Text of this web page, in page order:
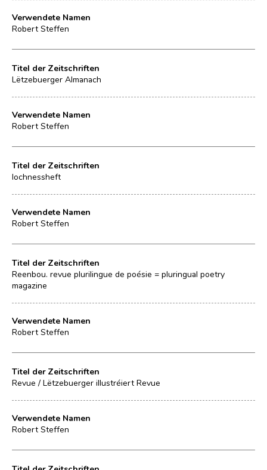
Verwendete Namen
Robert Steffen
Titel der Zeitschriften
Lëtzebuerger Almanach
Verwendete Namen
Robert Steffen
Titel der Zeitschriften
lochnessheft
Verwendete Namen
Robert Steffen
Titel der Zeitschriften
Reenbou. revue plurilingue de poésie = pluringual poetry
magazine
Verwendete Namen
Robert Steffen
Titel der Zeitschriften
Revue / Lëtzebuerger illustréiert Revue
Verwendete Namen
Robert Steffen